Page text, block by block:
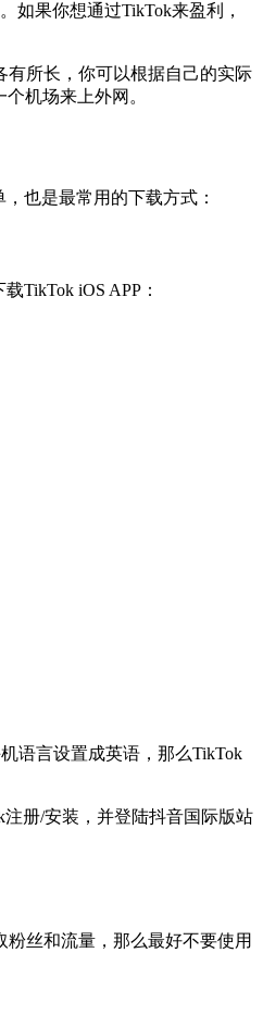
如果你想通过TikTok来盈利，
有所长，你可以根据自己的实际
机场来上外网。
也是最常用的下载方式：
TikTok iOS APP：
语言设置成英语，那么TikTok
册/安装，并登陆抖音国际版站
丝和流量，那么最好不要使用